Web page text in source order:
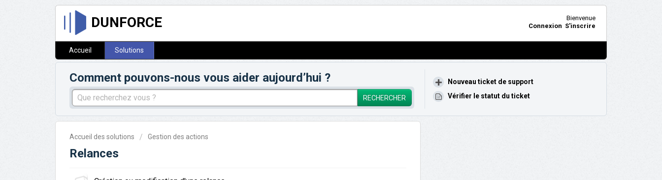
DUNFORCE
Bienvenue
Connexion S'inscrire
Accueil Solutions
Comment pouvons-nous vous aider aujourd’hui ?
RECHERCHER
Nouveau ticket de support
Vérifier le statut du ticket
Accueil des solutions Gestion des actions
Relances